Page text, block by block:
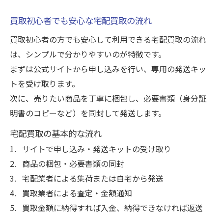
買取初心者でも安心な宅配買取の流れ
買取初心者の方でも安心して利用できる宅配買取の流れ
は、シンプルで分かりやすいのが特徴です。
まずは公式サイトから申し込みを行い、専用の発送キッ
トを受け取ります。
次に、売りたい商品を丁寧に梱包し、必要書類（身分証
明書のコピーなど）を同封して発送します。
宅配買取の基本的な流れ
サイトで申し込み・発送キットの受け取り
商品の梱包・必要書類の同封
宅配業者による集荷または自宅から発送
買取業者による査定・金額通知
買取金額に納得すれば入金、納得できなければ返送